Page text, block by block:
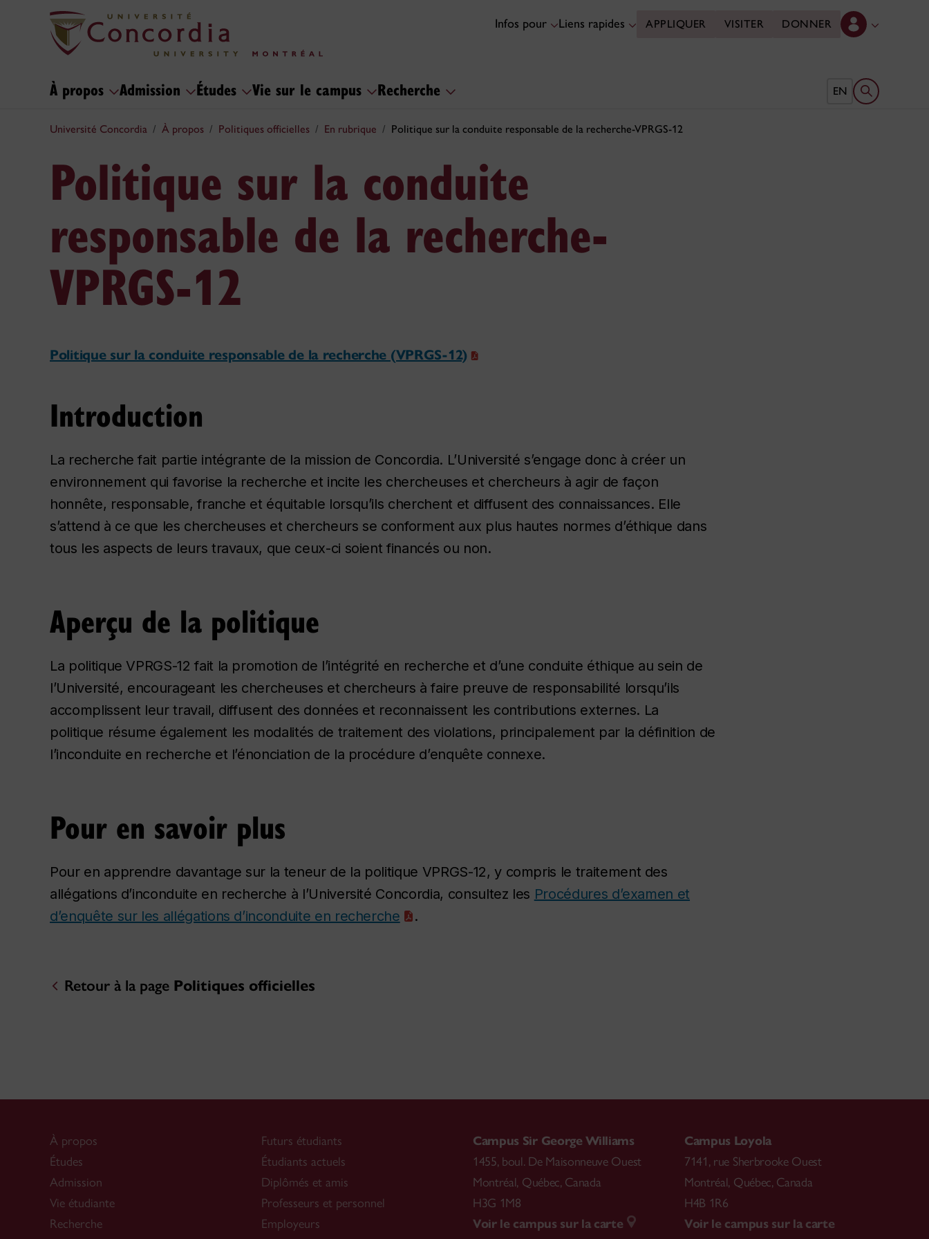
Infos pour Liens rapides APPLIQUER VISITER DONNER
À propos Admission Études Vie sur le campus Recherche EN Ouvrir le
Université Concordia À propos Politiques officielles En rubrique Politique sur la conduite responsable de la recherche-VPRGS-12
Politique sur la conduite
responsable de la recherche-
VPRGS-12
Politique sur la conduite responsable de la recherche (VPRGS-12)
Introduction
La recherche fait partie intégrante de la mission de Concordia. L’Université s’engage donc à créer un
environnement qui favorise la recherche et incite les chercheuses et chercheurs à agir de façon
honnête, responsable, franche et équitable lorsqu’ils cherchent et diffusent des connaissances. Elle
s’attend à ce que les chercheuses et chercheurs se conforment aux plus hautes normes d’éthique dans
tous les aspects de leurs travaux, que ceux-ci soient financés ou non.
Aperçu de la politique
La politique VPRGS-12 fait la promotion de l’intégrité en recherche et d’une conduite éthique au sein de
l’Université, encourageant les chercheuses et chercheurs à faire preuve de responsabilité lorsqu’ils
accomplissent leur travail, diffusent des données et reconnaissent les contributions externes. La
politique résume également les modalités de traitement des violations, principalement par la définition de
l’inconduite en recherche et l’énonciation de la procédure d’enquête connexe.
Pour en savoir plus
Pour en apprendre davantage sur la teneur de la politique VPRGS-12, y compris le traitement des
allégations d’inconduite en recherche à l’Université Concordia, consultez les Procédures d’examen et
d’enquête sur les allégations d’inconduite en recherche
.
Retour à la page Politiques officielles
À propos
Études
Admission
Vie étudiante
Recherche
Futurs étudiants
Étudiants actuels
Diplômés et amis
Professeurs et personnel
Employeurs
Campus Sir George Williams
1455, boul. De Maisonneuve Ouest
Montréal, Québec, Canada
H3G 1M8
Voir le campus sur la carte
Campus Loyola
7141, rue Sherbrooke Ouest
Montréal, Québec, Canada
H4B 1R6
Voir le campus sur la carte